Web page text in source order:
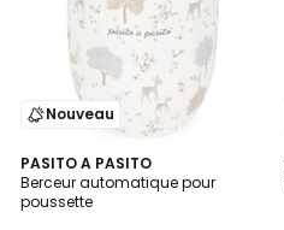
Nouveau
PASITO A PASITO
Berceur automatique pour
poussette